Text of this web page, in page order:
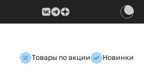
Товары по акции Новинки